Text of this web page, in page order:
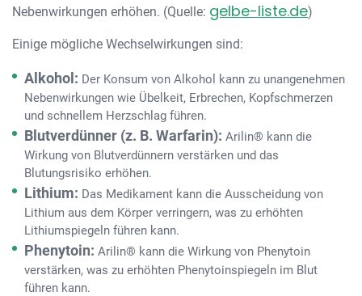
Nebenwirkungen erhöhen. (Quelle: gelbe-liste.de)
Einige mögliche Wechselwirkungen sind:
Alkohol: Der Konsum von Alkohol kann zu unangenehmen
Nebenwirkungen wie Übelkeit, Erbrechen, Kopfschmerzen
und schnellem Herzschlag führen.
Blutverdünner (z. B. Warfarin): Arilin® kann die
Wirkung von Blutverdünnern verstärken und das
Blutungsrisiko erhöhen.
Lithium: Das Medikament kann die Ausscheidung von
Lithium aus dem Körper verringern, was zu erhöhten
Lithiumspiegeln führen kann.
Phenytoin: Arilin® kann die Wirkung von Phenytoin
verstärken, was zu erhöhten Phenytoinspiegeln im Blut
führen kann.